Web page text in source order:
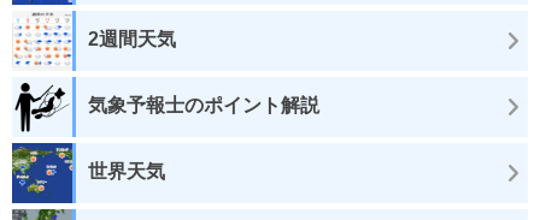
2週間天気
気象予報士のポイント解説
世界天気